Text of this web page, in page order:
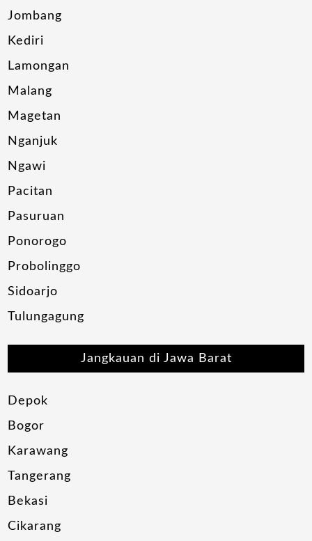
Jombang
Kediri
Lamongan
Malang
Magetan
Nganjuk
Ngawi
Pacitan
Pasuruan
Ponorogo
Probolinggo
Sidoarjo
Tulungagung
Jangkauan di Jawa Barat
Depok
Bogor
Karawang
Tangerang
Bekasi
Cikarang